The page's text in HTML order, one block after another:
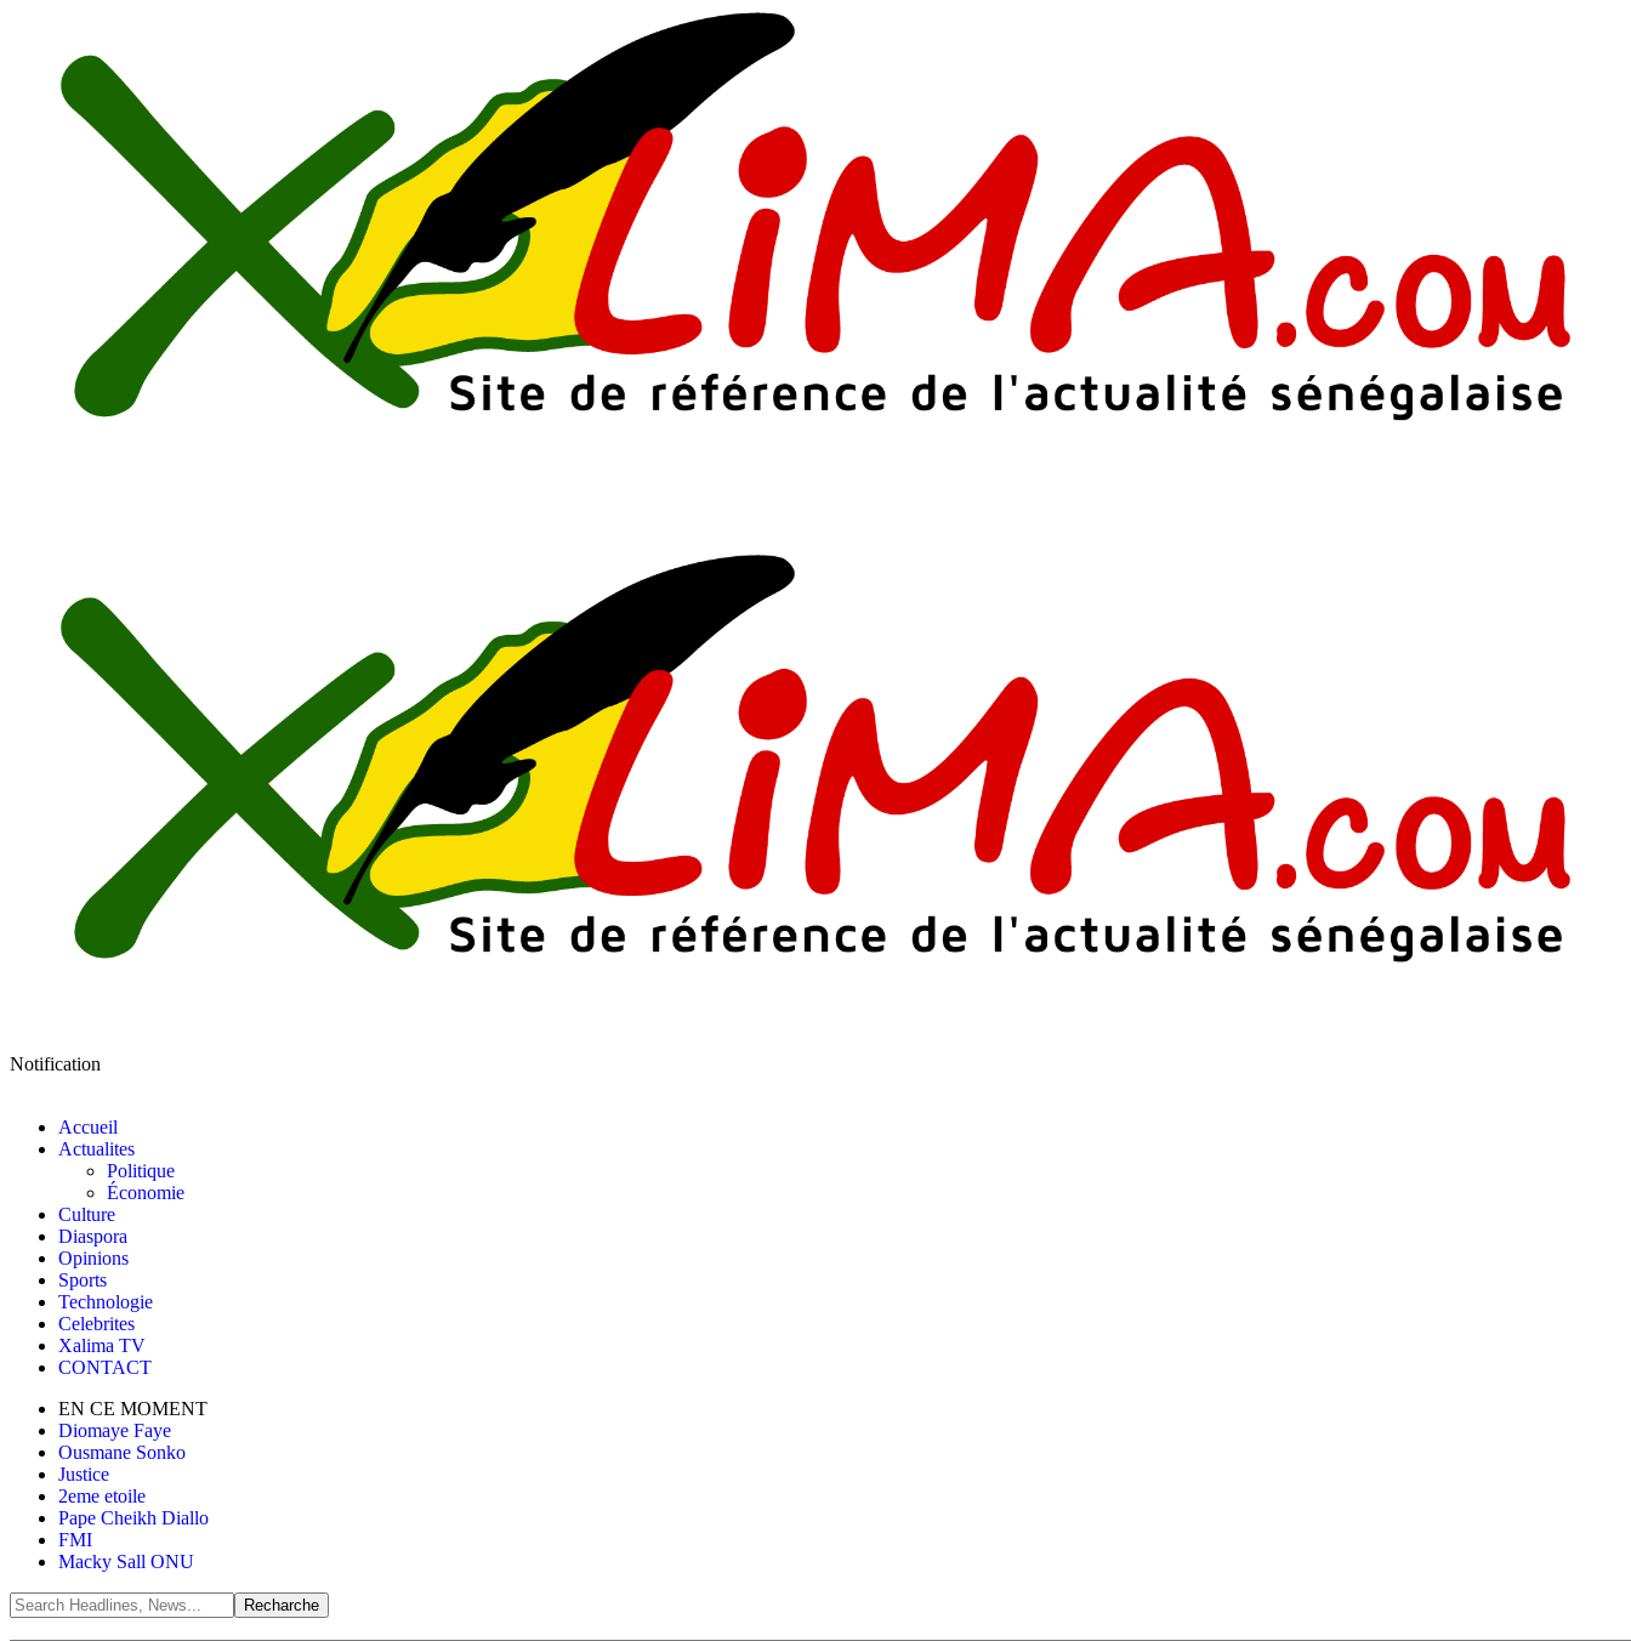
Notification
Accueil
Actualites
Politique
Économie
Culture
Diaspora
Opinions
Sports
Technologie
Celebrites
Xalima TV
CONTACT
EN CE MOMENT
Diomaye Faye
Ousmane Sonko
Justice
2eme etoile
Pape Cheikh Diallo
FMI
Macky Sall ONU